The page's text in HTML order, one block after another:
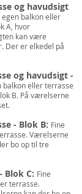
og havudsigt
balkon eller
A, hvor
kan være
Der er elkedel på
og havudsigt -
balkon eller terrasse
B. På værelserne
- Blok B: Fine
Værelserne
bo op til tre
Blok C: Fine
terrasse.